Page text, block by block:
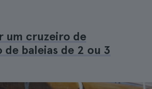
um cruzeiro de
de baleias de 2 ou 3